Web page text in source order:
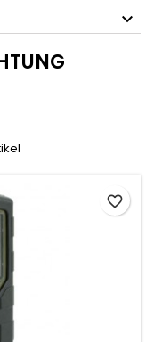
favorite_border